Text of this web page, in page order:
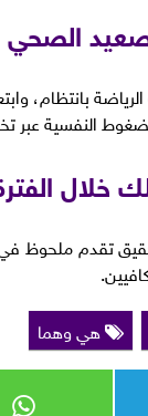
الصحي
بانتظام،
الضغوط النفسية
خلال
تقدم ملحوظ
هي وهما